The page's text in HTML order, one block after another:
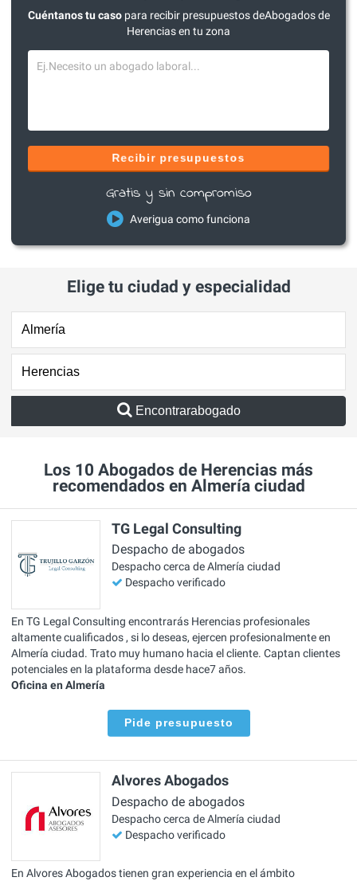
Cuéntanos tu casopara recibir presupuestos deAbogados de
Herencias en tu zona
Recibir presupuestos
Gratis y sin compromiso
Averigua como funciona
Elige tu ciudad y especialidad
Encontrarabogado
Los 10 Abogados de Herencias más
recomendados en Almería ciudad
TG Legal Consulting
Despacho de abogados
Despacho cerca de Almería ciudad
Despacho verificado
En TG Legal Consulting encontrarás Herencias profesionales
altamente cualificados , si lo deseas, ejercen profesionalmente en
Almería ciudad. Trato muy humano hacia el cliente. Captan clientes
potenciales en la plataforma desde hace7 años.
Oficina en Almería
Pide presupuesto
Alvores Abogados
Despacho de abogados
Despacho cerca de Almería ciudad
Despacho verificado
En Alvores Abogados tienen gran experiencia en el ámbito